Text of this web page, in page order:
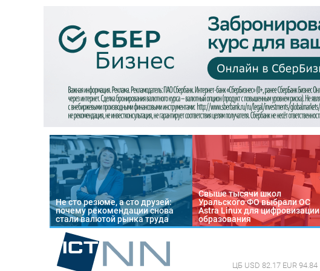
Не сто резюме, а сто друзей:
почему рекомендации снова
стали валютой рынка труда
Свыше тысячи школ
Уральского ФО выбрали ОС
Astra Linux для цифровизации
образования
ЦБ USD 82.17 EUR 94.84